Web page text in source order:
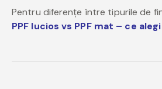
Pentru diferențe între tipurile de
PPF lucios vs PPF mat – ce